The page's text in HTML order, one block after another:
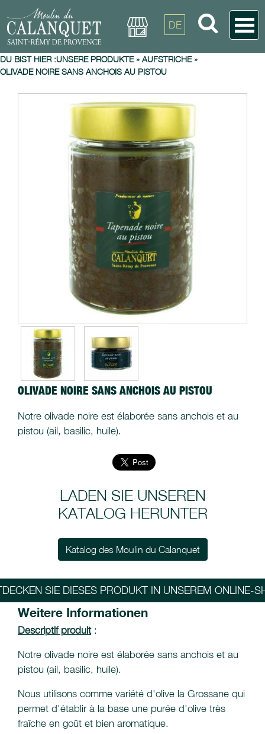
DE
DU BIST HIER :UNSERE PRODUKTE» AUFSTRICHE»
OLIVADE NOIRE SANS ANCHOIS AU PISTOU
OLIVADE NOIRE SANS ANCHOIS AU PISTOU
Notre olivade noire est élaborée sans anchois et au
pistou (ail, basilic, huile).
LADEN SIE UNSEREN
KATALOG HERUNTER
Katalog des Moulin du Calanquet
SIE DIESES PRODUKT IN UNSEREM ONLINE-
Weitere Informationen
Descriptif produit:
Notre olivade noire est élaborée sans anchois et au
pistou (ail, basilic, huile).
Nous utilisons comme variété d'olive la Grossane qui
permet d'établir à la base une purée d'olive très
fraîche en goût et bien aromatique.